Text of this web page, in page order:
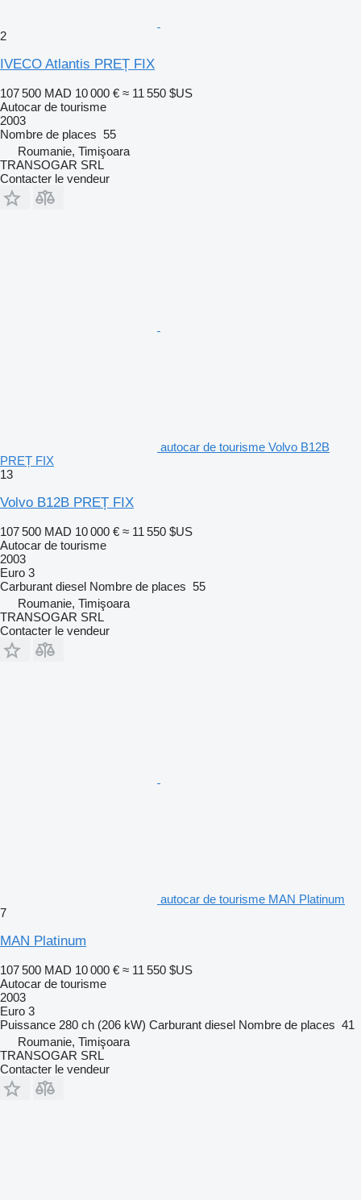
2
IVECO Atlantis PREȚ FIX
107 500 MAD 10 000 € ≈ 11 550 $US
Autocar de tourisme
2003
Nombre de places 55
Roumanie, Timişoara
TRANSOGAR SRL
Contacter le vendeur
autocar de tourisme Volvo B12B
PREȚ FIX
13
Volvo B12B PREȚ FIX
107 500 MAD 10 000 € ≈ 11 550 $US
Autocar de tourisme
2003
Euro 3
Carburant diesel Nombre de places 55
Roumanie, Timişoara
TRANSOGAR SRL
Contacter le vendeur
autocar de tourisme MAN Platinum
7
MAN Platinum
107 500 MAD 10 000 € ≈ 11 550 $US
Autocar de tourisme
2003
Euro 3
Puissance 280 ch (206 kW) Carburant diesel Nombre de places 41
Roumanie, Timişoara
TRANSOGAR SRL
Contacter le vendeur